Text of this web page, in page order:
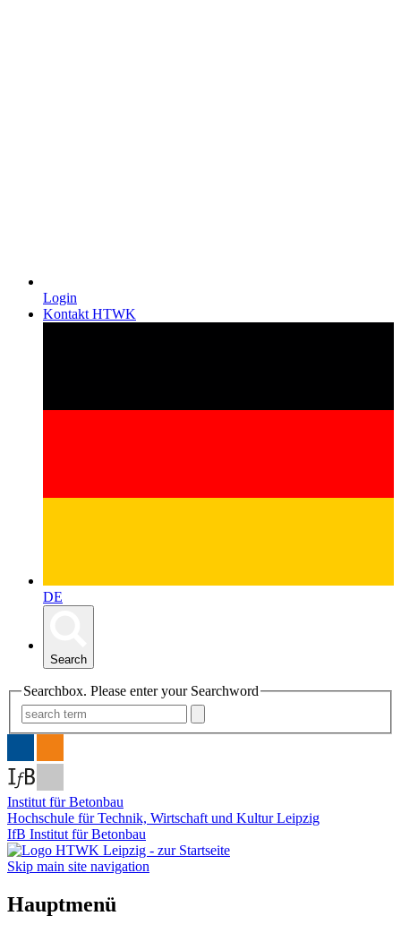
Login
Kontakt HTWK
DE
Search
Searchbox. Please enter your Searchword
Institut für Betonbau
Hochschule für Technik, Wirtschaft und Kultur Leipzig
IfB Institut für Betonbau
Skip main site navigation
Hauptmenü